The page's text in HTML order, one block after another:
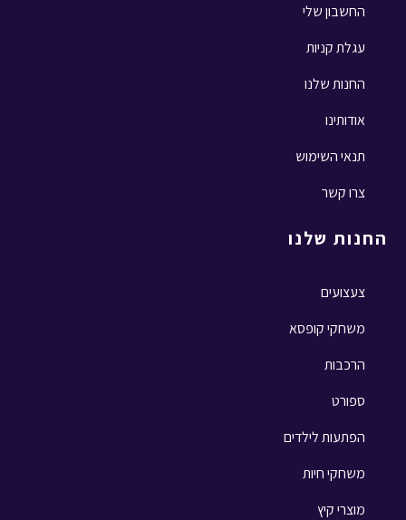
החשבון שלי
עגלת קניות
החנות שלנו
אודותינו
תנאי השימוש
צרו קשר
החנות שלנו
צעצועים
משחקי קופסא
הרכבות
ספורט
הפתעות לילדים
משחקי חיות
מוצרי קיץ